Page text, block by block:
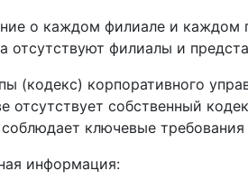
о каждом филиале и каждом
отсутствуют филиалы и
(кодекс) корпоративного
отсутствует собственный
ключевые
информация: